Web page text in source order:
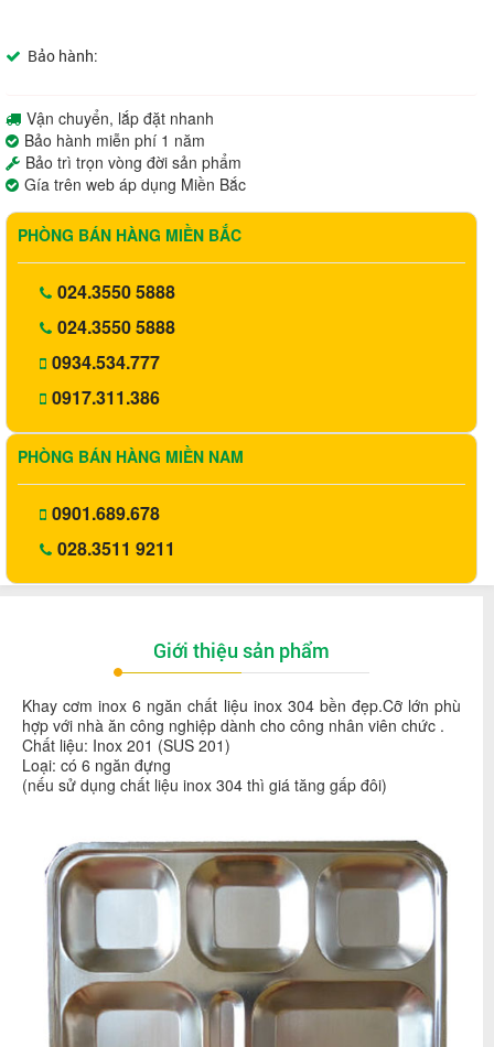
Bảo hành:
Vận chuyển, lắp đặt nhanh
Bảo hành miễn phí 1 năm
Bảo trì trọn vòng đời sản phẩm
Gía trên web áp dụng Miền Bắc
PHÒNG BÁN HÀNG MIỀN BẮC
024.3550 5888
024.3550 5888
0934.534.777
0917.311.386
PHÒNG BÁN HÀNG MIỀN NAM
0901.689.678
028.3511 9211
Giới thiệu sản phẩm
Khay cơm inox 6 ngăn chất liệu inox 304 bền đẹp.Cỡ lớn phù
hợp với nhà ăn công nghiệp dành cho công nhân viên chức .
Chất liệu: Inox 201 (SUS 201)
Loại: có 6 ngăn đựng
(nếu sử dụng chất liệu inox 304 thì giá tăng gấp đôi)